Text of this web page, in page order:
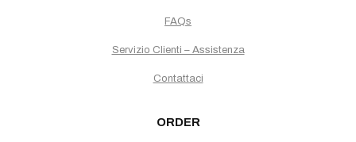
FAQs
Servizio Clienti – Assistenza
Contattaci
ORDER